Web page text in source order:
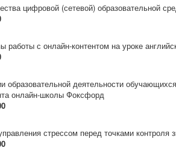
цифровой (сетевой) образовательной
работы с онлайн-контентом на уроке
образовательной деятельности
онлайн-школы Фоксфорд
стрессом перед точками контроля